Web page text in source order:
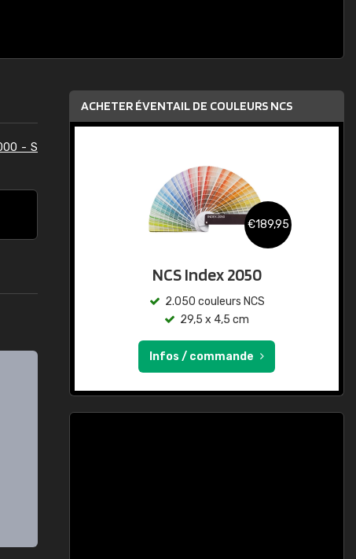
- S
ACHETER ÉVENTAIL DE COULEURS NCS
€189,95
NCS Index 2050
2.050 couleurs NCS
29,5 x 4,5 cm
Infos / commande